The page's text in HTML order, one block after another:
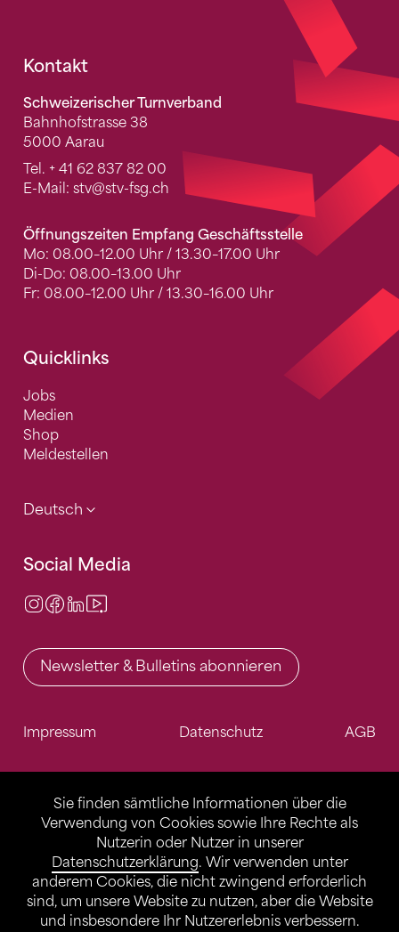
Sie finden sämtliche Informationen über die
Verwendung von Cookies sowie Ihre Rechte als
Nutzerin oder Nutzer in unserer
Datenschutzerklärung. Wir verwenden unter
anderem Cookies, die nicht zwingend erforderlich
sind, um unsere Website zu nutzen, aber die Website
und insbesondere Ihr Nutzererlebnis verbessern.
Fusszeile
Kontakt
Schweizerischer Turnverband
Bahnhofstrasse 38
5000 Aarau
Tel. + 41 62 837 82 00
E-Mail: stv@stv-fsg.ch
Öffnungszeiten Empfang Geschäftsstelle
Mo: 08.00–12.00 Uhr / 13.30–17.00 Uhr
Di-Do: 08.00–13.00 Uhr
Fr: 08.00–12.00 Uhr / 13.30–16.00 Uhr
Quicklinks
Jobs
Medien
Shop
Meldestellen
Deutsch
Social Media
Instagram
Facebook
LinkedIn
Newsletter & Bulletins abonnieren
Impressum Datenschutz AGB